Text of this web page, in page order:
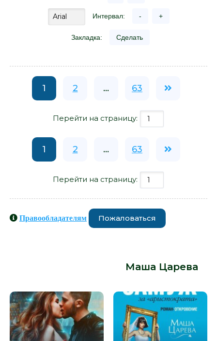
Интервал: - +
Закладка: Сделать
1 2 ... 63
Перейти на страницу:
1 2 ... 63
Перейти на страницу:
Правообладателям Пожаловаться
Маша Царева